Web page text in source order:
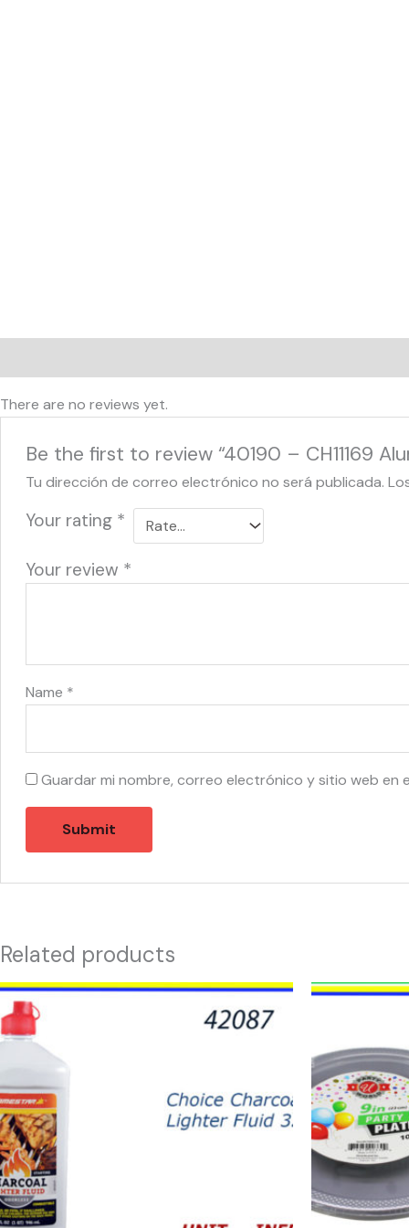
There are no reviews yet.
Be the first to review “40190 – CH11169
Tu dirección de correo electrónico no será publicada.
Your rating *
Your review *
Name *
Guardar mi nombre, correo electrónico y sitio web en
Related products
42087
-
CHARCOAL
FLUID
32oz
quantity
48572
PLATEADOS
9"
(10)
quantity